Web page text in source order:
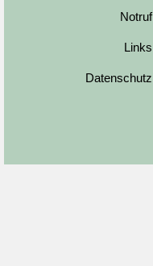
Notruf
Links
Datenschutz